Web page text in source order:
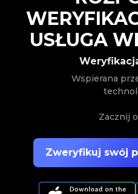
Zweryfikuj swój
Wspierana
Zacznij
USŁUGA